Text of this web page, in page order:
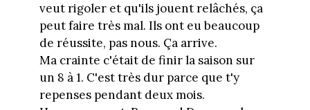
veut rigoler et qu'ils jouent relâchés, ça
peut faire très mal. Ils ont eu beaucoup
de réussite, pas nous. Ça arrive.
Ma crainte c'était de finir la saison sur
un 8 à 1. C'est très dur parce que t'y
repenses pendant deux mois.